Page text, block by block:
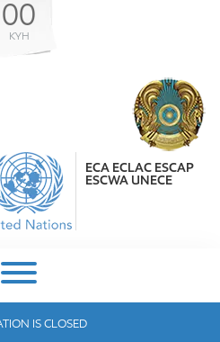
00
КҮН
ECA ECLAC ESCAP
ESCWA UNECE
IS CLOSED